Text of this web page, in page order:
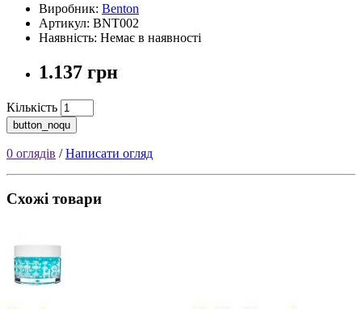
Виробник: Benton
Артикул: BNT002
Наявність: Немає в наявності
1.137 грн
Кількість
button_noqu
0 оглядів /Написати огляд
Схожі товари